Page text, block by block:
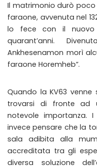
Il matrimonio durò
faraone, avvenuta nel
lo fece con il nuovo
quarant’anni.
Ankhesenamon morì
faraone Horemheb”.
Quando la KV63
trovarsi di fronte ad
notevole importanza.
invece pensare che la
sala adibita alla
accreditata tra gli
diversa soluzione